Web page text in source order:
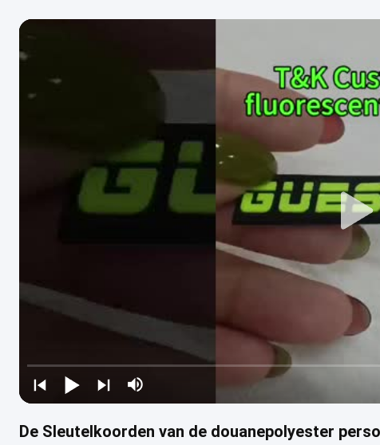
De Sleutelkoorden van de douanepolyester